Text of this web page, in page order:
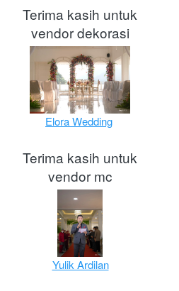
Terima kasih untuk
vendor dekorasi
Elora Wedding
Terima kasih untuk
vendor mc
Yulik Ardilan